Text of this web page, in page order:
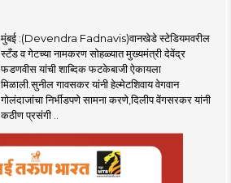
मुंबई :(Devendra Fadnavis)वानखेडे स्टेडियमवरील
स्टँड व गेटच्या नामकरण सोहळ्यात मुख्यमंत्री देवेंद्र
फडणवीस यांची शाब्दिक फटकेबाजी ऐकायला
मिळाली.सुनील गावसकर यांनी हेल्मेटशिवाय वेगवान
गोलंदाजांचा निर्भीडपणे सामना करणे,दिलीप वेंगसरकर यांनी
कठीण प्रसंगी ..